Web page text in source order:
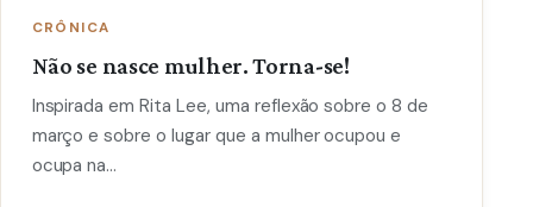
CRÔNICA
Não se nasce mulher. Torna-se!
Inspirada em Rita Lee, uma reflexão sobre o 8 de
março e sobre o lugar que a mulher ocupou e
ocupa na…